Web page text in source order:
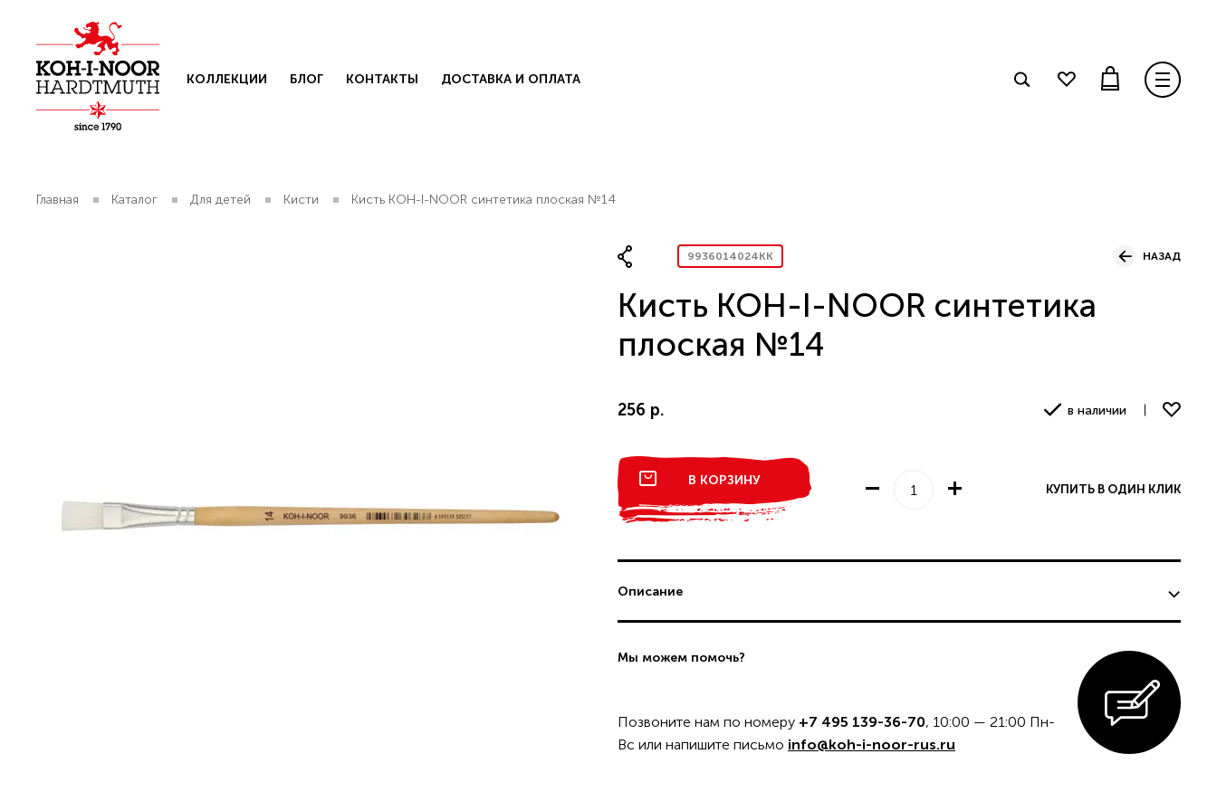
КОЛЛЕКЦИИ БЛОГ КОНТАКТЫ ДОСТАВКА И ОПЛАТА
КОЛЛЕКЦИИ
БЛОГ
ДОСТАВКА И ОПЛАТА
В КАТАЛОГ
Главная Каталог Для детей Кисти Кисть KOH-I-NOOR синтетика плоская №14
9936014024KK НАЗАД
Кисть KOH-I-NOOR синтетика
плоская №14
256 р. в наличии
В КОРЗИНУ
КУПИТЬ В ОДИН КЛИК
Описание
Мы можем помочь?
Позвоните нам по номеру +7 495 139-36-70, 10:00 — 21:00 Пн-
Вс или напишите письмо info@koh-i-noor-rus.ru
FACEBOOK TELEGRAM
Товар добавлен в корзину
Вопрос по интернет-магазину